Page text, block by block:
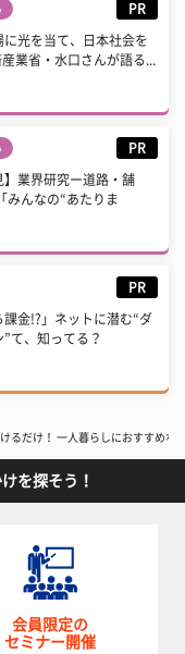
PR
に光を当て、日本社会を
業省・水口さんが語る...
PR
】業界研究ー道路・舗
みんなの“あたりま
PR
課金!?」ネットに潜む“ダ
て、知ってる？
るだけ！ 一人暮らしにおすすめな
を探そう！
会員限定の
セミナー開催